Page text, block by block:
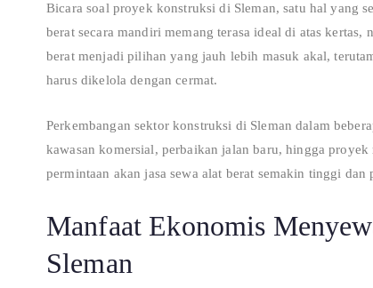
Bicara soal proyek konstruksi di Sleman, satu hal yang
berat secara mandiri memang terasa ideal di atas
berat menjadi pilihan yang jauh lebih masuk akal,
harus dikelola dengan cermat.
Perkembangan sektor konstruksi di Sleman dalam
kawasan komersial, perbaikan jalan baru, hingga
permintaan akan jasa sewa alat berat semakin tinggi
Manfaat Ekonomis
Sleman